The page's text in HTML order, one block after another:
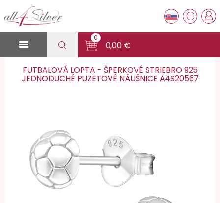
€

0
0,00 €
FUTBALOVÁ LOPTA - ŠPERKOVÉ STRIEBRO 925
JEDNODUCHÉ PUZETOVÉ NÁUŠNICE A4S20567